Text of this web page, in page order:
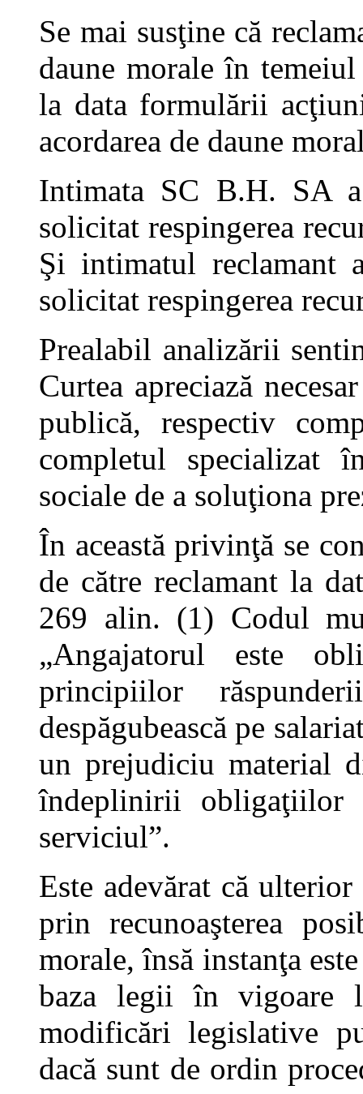
Se mai susţine că
daune morale în
la data formulării
acordarea de daune
Intimata SC B.H. SA
solicitat respingerea
Şi intimatul reclamant
solicitat respingerea
Prealabil analizării
Curtea apreciază
publică, respectiv
completul
sociale de a soluţiona
În această privinţă se
de către reclamant la
269 alin. (1) Codul
„Angajatorul este
principiilor
despăgubească pe
un prejudiciu material
îndeplinirii obligaţiilor
serviciul”.
Este adevărat că
prin recunoaşterea
morale, însă instanţa
baza legii în vigoare
modificări legislative
dacă sunt de ordin